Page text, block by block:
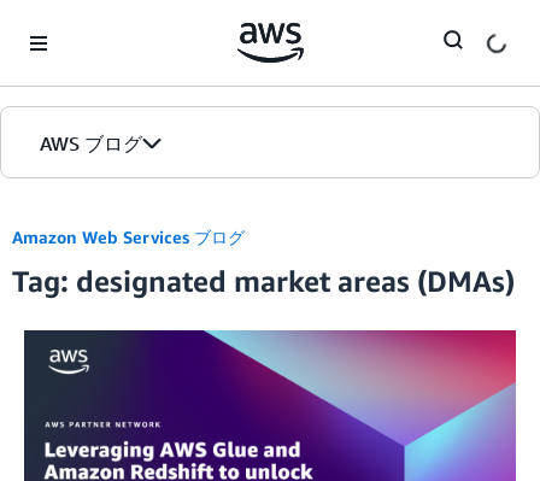
AWS ブログ
カテゴリ
エディション
Amazon Web Services ブログ
Tag: designated market areas (DMAs)